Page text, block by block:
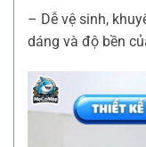
– Dễ vệ sinh,
dáng và độ bền